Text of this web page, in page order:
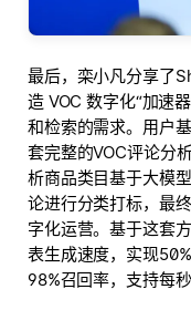
最后，栾小凡分享了
造 VOC 数字化“加速
和检索的需求。用户
套完整的VOC评论分
析商品类目基于大模
论进行分类打标，最
字化运营。基于这套
表生成速度，实现
98%召回率，支持每